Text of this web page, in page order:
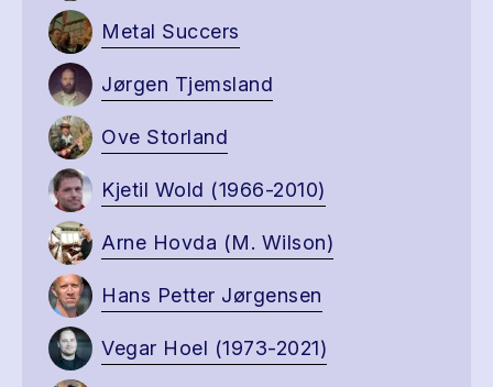
Metal Succers
Jørgen Tjemsland
Ove Storland
Kjetil Wold (1966-2010)
Arne Hovda (M. Wilson)
Hans Petter Jørgensen
Vegar Hoel (1973-2021)